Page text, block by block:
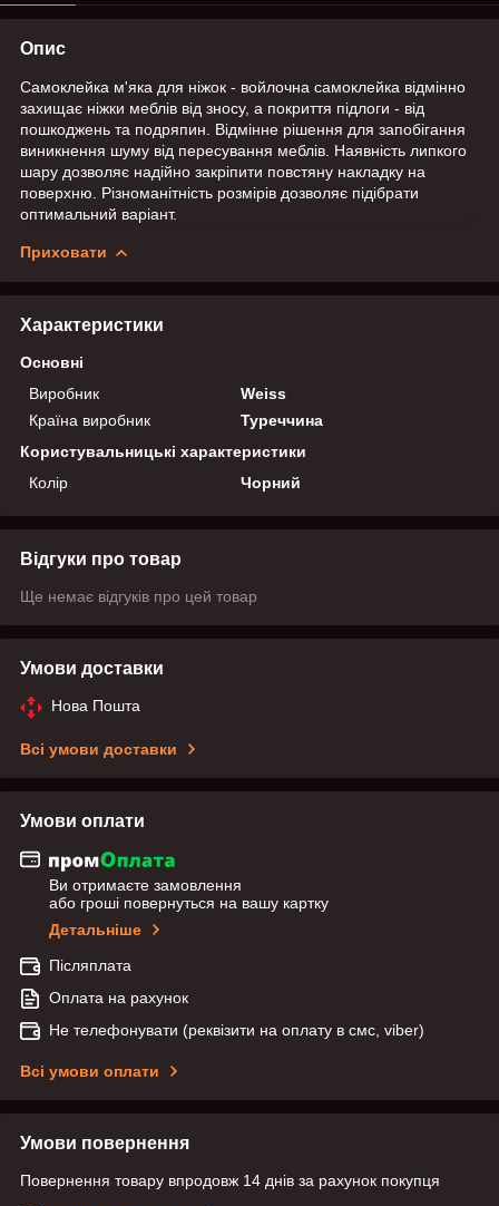
Опис
Самоклейка м'яка для ніжок - войлочна самоклейка відмінно
захищає ніжки меблів від зносу, а покриття підлоги - від
пошкоджень та подряпин. Відмінне рішення для запобігання
виникнення шуму від пересування меблів. Наявність липкого
шару дозволяє надійно закріпити повстяну накладку на
поверхню. Різноманітність розмірів дозволяє підібрати
оптимальний варіант.
Приховати
Характеристики
Основні
Виробник
Weiss
Країна виробник
Туреччина
Користувальницькі характеристики
Колір
Чорний
Відгуки про товар
Ще немає відгуків про цей товар
Умови доставки
Нова Пошта
Всі умови доставки
Умови оплати
Ви отримаєте замовлення
або гроші повернуться на вашу картку
Детальніше
Післяплата
Оплата на рахунок
Не телефонувати (реквізити на оплату в смс, viber)
Всі умови оплати
Умови повернення
Повернення товару впродовж 14 днів за рахунок покупця